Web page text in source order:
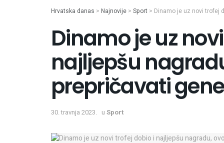
Hrvatska danas > Najnovije > Sport > Dinamo je uz novi trofej
Dinamo je uz
najljepšu
prepričavati
30. travnja 2023. u Sport